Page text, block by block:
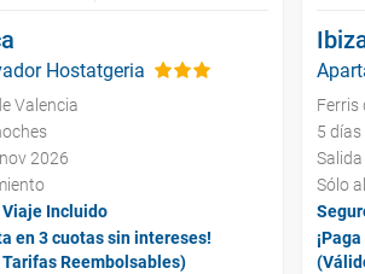
Hostatgeria
Valencia
2026
Viaje Incluido
en 3 cuotas sin intereses!
Reembolsables)
Ferris
5
Sólo